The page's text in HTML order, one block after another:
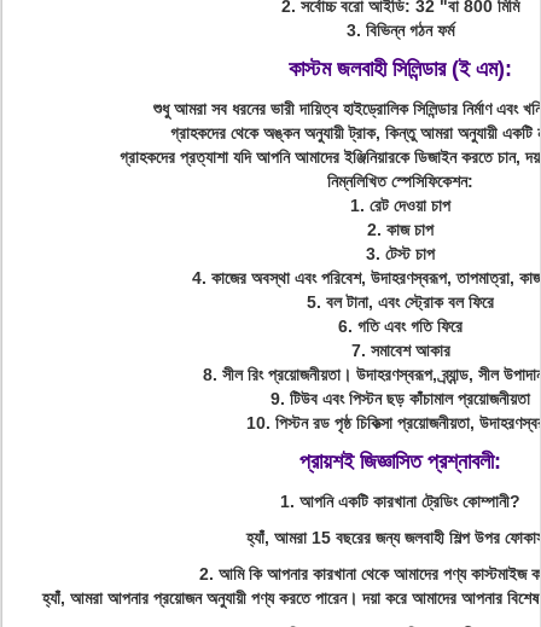
2. সর্বোচ্চ বরো আইডি: 32 "বা 800 মিমি
3. বিভিন্ন গঠন ফর্ম
কাস্টম জলবাহী সিলিন্ডার (ই এম):
শুধু আমরা সব ধরনের ভারী দায়িত্ব হাইড্রোলিক সিলিন্ডার নির্মাণ এবং
গ্রাহকদের থেকে অঙ্কন অনুযায়ী ট্রাক, কিন্তু আমরা অনুযায়ী একটি
গ্রাহকদের প্রত্যাশা যদি আপনি আমাদের ইঞ্জিনিয়ারকে ডিজাইন করতে চান,
নিম্নলিখিত স্পেসিফিকেশন:
1. রেট দেওয়া চাপ
2. কাজ চাপ
3. টেস্ট চাপ
4. কাজের অবস্থা এবং পরিবেশ, উদাহরণস্বরূপ, তাপমাত্রা, কাজ
5. বল টানা, এবং স্ট্রোক বল ফিরে
6. গতি এবং গতি ফিরে
7. সমাবেশ আকার
8. সীল রিং প্রয়োজনীয়তা। উদাহরণস্বরূপ, ব্র্যান্ড, সীল
9. টিউব এবং পিস্টন ছড় কাঁচামাল প্রয়োজনীয়তা
10. পিস্টন রড পৃষ্ঠ চিকিত্সা প্রয়োজনীয়তা,
প্রায়শই জিজ্ঞাসিত প্রশ্নাবলী:
1. আপনি একটি কারখানা ট্রেডিং কোম্পানী?
হ্যাঁ, আমরা 15 বছরের জন্য জলবাহী শিল্প উপর
2. আমি কি আপনার কারখানা থেকে আমাদের পণ্য কাস্টমাইজ
হ্যাঁ, আমরা আপনার প্রয়োজন অনুযায়ী পণ্য করতে পারেন। দয়া করে আমাদের আপনার